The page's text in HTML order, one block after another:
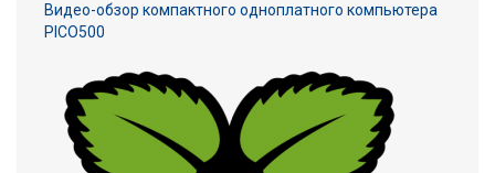
Видео-обзор компактного одноплатного компьютера
PICO500